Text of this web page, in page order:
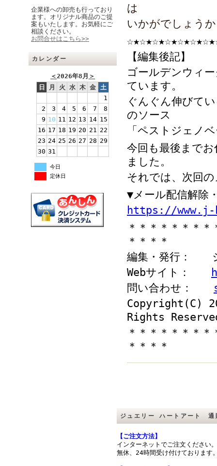
企業様への卸売も行っており
ます。オリジナル商品のご提
案もいたします。お気軽にご
相談ください。
お問合せはこちら>>
カレンダー
＜2026年8月 ＞
日
月 火 水 木 金 土
1
2
3 4 5 6 7
8
9 10 11 12 13 14 15
16 17 18 19 20 21 22
23 24 25 26 27 28 29
30 31
今日
定休日
は
いかがでしょう
【編集後記】
ゴールデンウィ
ています。
ぐんぐん伸びて
のソース
「ペストジェノ
今回も最後まで
ました。
それでは、次回
▼メール配信解除
https://www.j-
＊＊＊＊＊＊＊
＊＊＊＊
編集・発行：
Webサイト：
問い合わせ：
Copyright(C)
Rights
＊＊＊＊＊＊＊
＊＊＊＊
ジュエリー ハートアート 通
【ご注文方法】
インターネットでご注文ください
無休、24時間受け付けております